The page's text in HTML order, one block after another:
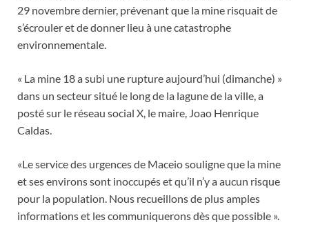
29 novembre dernier, prévenant que la mine risquait de
s’écrouler et de donner lieu à une catastrophe
environnementale.
« La mine 18 a subi une rupture aujourd’hui (dimanche) »
dans un secteur situé le long de la lagune de la ville, a
posté sur le réseau social X, le maire, Joao Henrique
Caldas.
«Le service des urgences de Maceio souligne que la mine
et ses environs sont inoccupés et qu’il n’y a aucun risque
pour la population. Nous recueillons de plus amples
informations et les communiquerons dès que possible ».